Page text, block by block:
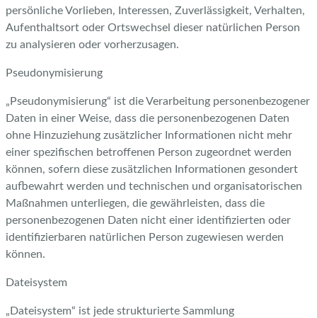
persönliche Vorlieben, Interessen, Zuverlässigkeit, Verhalten,
Aufenthaltsort oder Ortswechsel dieser natürlichen Person
zu analysieren oder vorherzusagen.
Pseudonymisierung
„Pseudonymisierung“ ist die Verarbeitung personenbezogener
Daten in einer Weise, dass die personenbezogenen Daten
ohne Hinzuziehung zusätzlicher Informationen nicht mehr
einer spezifischen betroffenen Person zugeordnet werden
können, sofern diese zusätzlichen Informationen gesondert
aufbewahrt werden und technischen und organisatorischen
Maßnahmen unterliegen, die gewährleisten, dass die
personenbezogenen Daten nicht einer identifizierten oder
identifizierbaren natürlichen Person zugewiesen werden
können.
Dateisystem
„Dateisystem“ ist jede strukturierte Sammlung